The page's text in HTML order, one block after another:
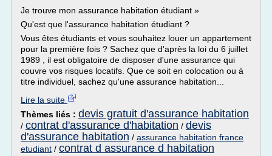
Je trouve mon assurance habitation étudiant »
Qu'est que l'assurance habitation étudiant ?
Vous êtes étudiants et vous souhaitez louer un appartement
pour la première fois ? Sachez que d'après la loi du 6 juillet
1989 , il est obligatoire de disposer d'une assurance qui
couvre vos risques locatifs. Que ce soit en colocation ou à
titre individuel, sachez qu'une assurance habitation...
Lire la suite
Thèmes liés : devis gratuit d'assurance habitation
/ contrat d'assurance d'habitation / devis
d'assurance habitation / assurance habitation france
etudiant / contrat d assurance d habitation